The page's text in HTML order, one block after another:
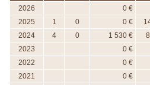
2026
0 €
2025
1 0 0 €
2024
4 0 1 530 €
2023
0 €
2022
0 €
2021
0 €